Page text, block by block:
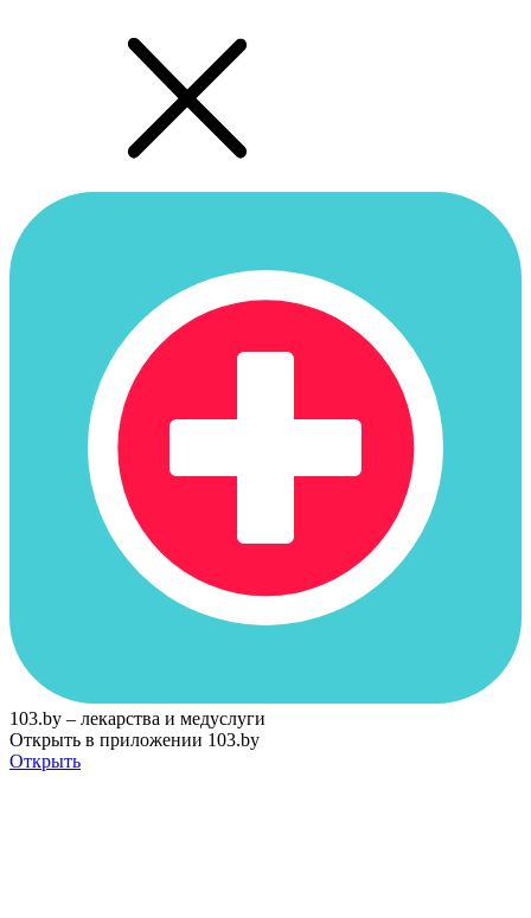
103.by – лекарства и медуслуги
Открыть в приложении 103.by
Открыть